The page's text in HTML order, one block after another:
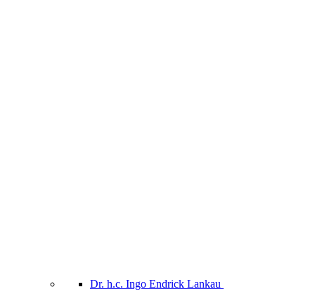
Dr. h.c. Ingo Endrick Lankau